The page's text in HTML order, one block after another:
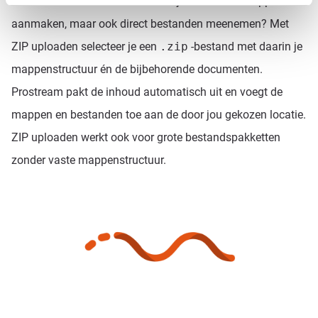
aanmaken, maar ook direct bestanden meenemen? Met
ZIP uploaden selecteer je een .zip -bestand met daarin je
mappenstructuur én de bijbehorende documenten.
Prostream pakt de inhoud automatisch uit en voegt de
mappen en bestanden toe aan de door jou gekozen locatie.
ZIP uploaden werkt ook voor grote bestandspakketten
zonder vaste mappenstructuur.